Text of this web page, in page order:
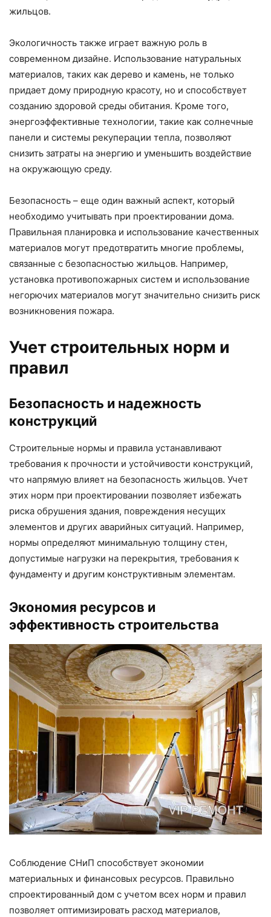
жильцов.
Экологичность также играет важную роль в
современном дизайне. Использование натуральных
материалов, таких как дерево и камень, не только
придает дому природную красоту, но и способствует
созданию здоровой среды обитания. Кроме того,
энергоэффективные технологии, такие как солнечные
панели и системы рекуперации тепла, позволяют
снизить затраты на энергию и уменьшить воздействие
на окружающую среду.
Безопасность – еще один важный аспект, который
необходимо учитывать при проектировании дома.
Правильная планировка и использование качественных
материалов могут предотвратить многие проблемы,
связанные с безопасностью жильцов. Например,
установка противопожарных систем и использование
негорючих материалов могут значительно снизить риск
возникновения пожара.
Учет строительных норм и
правил
Безопасность и надежность
конструкций
Строительные нормы и правила устанавливают
требования к прочности и устойчивости конструкций,
что напрямую влияет на безопасность жильцов. Учет
этих норм при проектировании позволяет избежать
риска обрушения здания, повреждения несущих
элементов и других аварийных ситуаций. Например,
нормы определяют минимальную толщину стен,
допустимые нагрузки на перекрытия, требования к
фундаменту и другим конструктивным элементам.
Экономия ресурсов и
эффективность строительства
Соблюдение СНиП способствует экономии
материальных и финансовых ресурсов. Правильно
спроектированный дом с учетом всех норм и правил
позволяет оптимизировать расход материалов,